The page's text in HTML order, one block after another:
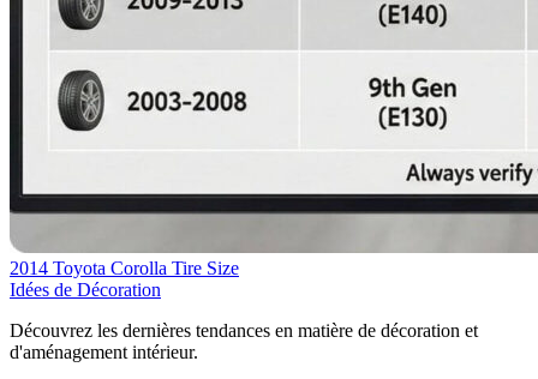
2014 Toyota Corolla Tire Size
Idées de Décoration
Découvrez les dernières tendances en matière de décoration et
d'aménagement intérieur.